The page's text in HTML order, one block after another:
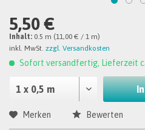
5,50 €
Inhalt: 0.5 m (11,00 € / 1 m)
inkl. MwSt. zzgl. Versandkosten
Sofort versandfertig, Lieferzeit
Merken Bewerten